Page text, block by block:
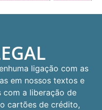
ligação com as
em nossos textos e
com a liberação de
cartões de crédito,